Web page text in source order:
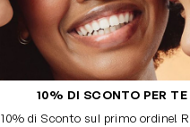
10% DI SCONTO PER TE
10% di Sconto sul primo ordine!